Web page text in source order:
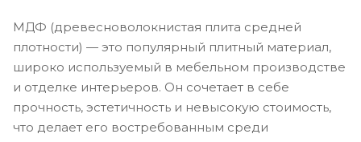
МДФ (древесноволокнистая плита средней
плотности) — это популярный плитный материал,
широко используемый в мебельном производстве
и отделке интерьеров. Он сочетает в себе
прочность, эстетичность и невысокую стоимость,
что делает его востребованным среди